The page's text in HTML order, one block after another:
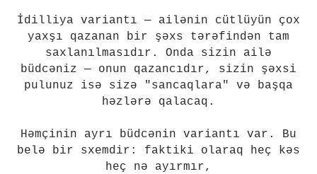
İdilliya variantı — ailənin cütlüyün çox
yaxşı qazanan bir şəxs tərəfindən tam
saxlanılmasıdır. Onda sizin ailə
büdcəniz — onun qazancıdır, sizin şəxsi
pulunuz isə sizə "sancaqlara" və başqa
həzlərə qalacaq.
Həmçinin ayrı büdcənin variantı var. Bu
belə bir sxemdir: faktiki olaraq heç kəs
heç nə ayırmır,